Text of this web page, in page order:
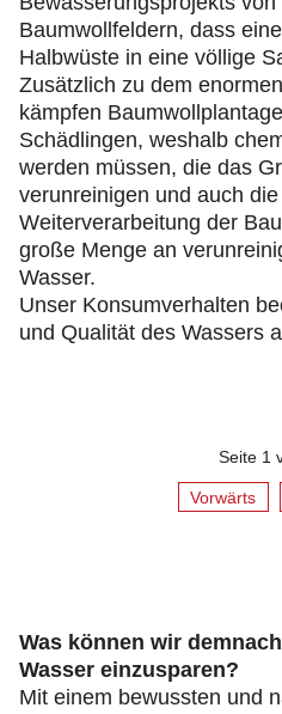
Baumwollfeldern, dass
Halbwüste in eine völlige
Zusätzlich zu dem
kämpfen
Schädlingen, weshalb
werden müssen, die das
verunreinigen und auch
Weiterverarbeitung der
große Menge an
Wasser.
Unser Konsumverhalten
und Qualität des Wassers
Seite 1
Vorwärts
Was können wir
Wasser einzusparen?
Mit einem bewussten und